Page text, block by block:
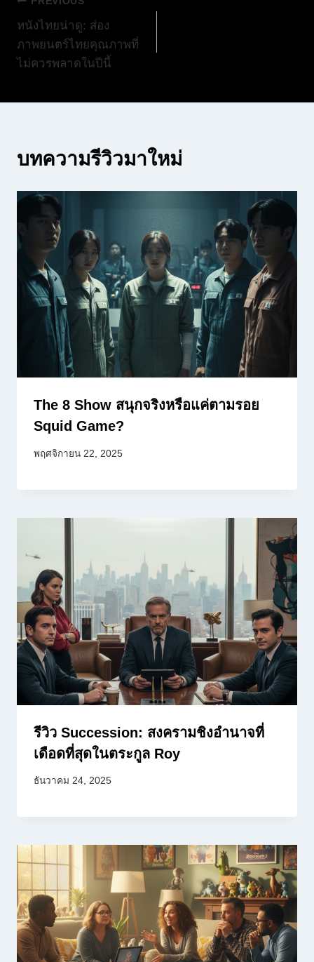
แนะแนว
เรื่อง
หนังไทยน่าดู: ส่อง
ภาพยนตร์ไทยคุณภาพที่
ไม่ควรพลาดในปีนี้
บทความรีวิวมาใหม่
The 8 Show สนุกจริงหรือแค่ตามรอย
Squid Game?
พฤศจิกายน 22, 2025
รีวิว Succession: สงครามชิงอำนาจที่
เดือดที่สุดในตระกูล Roy
ธันวาคม 24, 2025